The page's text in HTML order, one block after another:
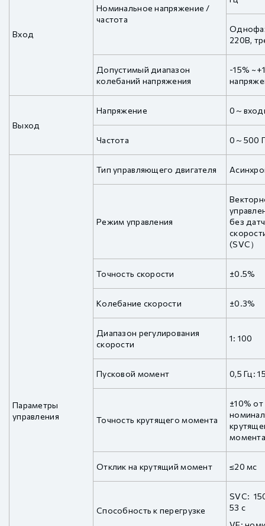
Вход
Номинальное напряжение /
частота
220В,
Допустимый диапазон
колебаний напряжения
-15%
Выход
Напряжение 0～
Частота 0～500
Параметры
управления
Тип управляющего двигателя
Режим управления
без
(SVC）
Точность скорости ±0.5%
Колебание скорости ±0.3%
Диапазон регулирования
скорости
1: 100
Пусковой момент 0,5 Гц:
Точность крутящего момента
±10% от
момента
Отклик на крутящий момент ≤20 мс
Способность к перегрузке
SVC:
53 с